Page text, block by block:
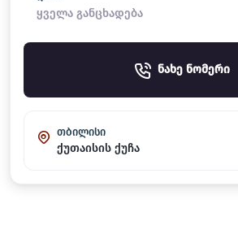
ყველა განცხადება
ნახე ნომერი
თბილისი
ქუთაისის ქუჩა